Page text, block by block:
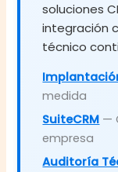
soluciones
integración
técnico
medida
SuiteCRM —
empresa
Auditoría